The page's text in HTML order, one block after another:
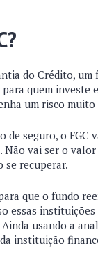
do Crédito,
quem
um risco
de seguro, o
Não vai ser o
se recuperar.
que o fundo
essas
usando a
instituição